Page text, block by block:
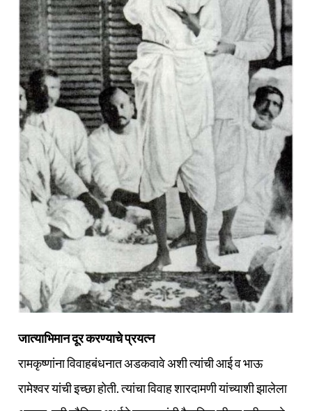
जात्याभिमान दूर करण्याचे प्रयत्न
रामकृष्णांना विवाहबंधनात अडकवावे अशी त्यांची आई व भाऊ
रामेश्‍वर यांची इच्छा होती. त्यांचा विवाह शारदामणी यांच्याशी झालेला